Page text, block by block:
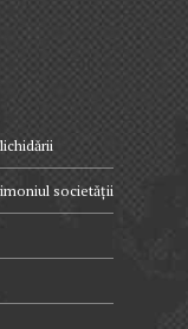
societății